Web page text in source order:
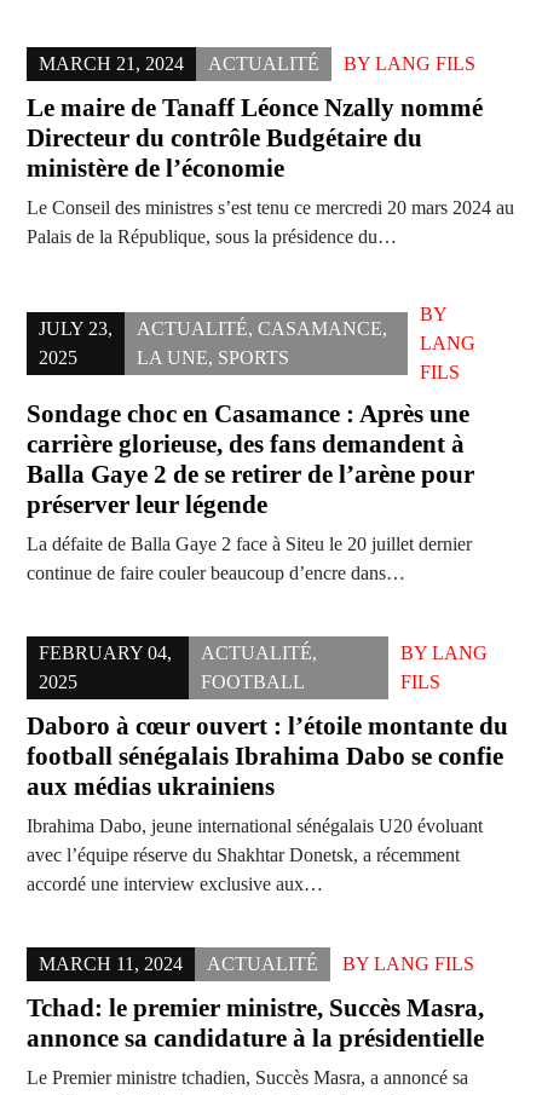
MARCH 21, 2024 ACTUALITÉ BY LANG FILS
Le maire de Tanaff Léonce Nzally nommé
Directeur du contrôle Budgétaire du
ministère de l’économie
Le Conseil des ministres s’est tenu ce mercredi 20 mars 2024 au
Palais de la République, sous la présidence du…
JULY 23,
2025
ACTUALITÉ,CASAMANCE,
LA UNE, SPORTS
BY
LANG
FILS
Sondage choc en Casamance : Après une
carrière glorieuse, des fans demandent à
Balla Gaye 2 de se retirer de l’arène pour
préserver leur légende
La défaite de Balla Gaye 2 face à Siteu le 20 juillet dernier
continue de faire couler beaucoup d’encre dans…
FEBRUARY 04,
2025
ACTUALITÉ,
FOOTBALL
BY LANG
FILS
Daboro à cœur ouvert : l’étoile montante du
football sénégalais Ibrahima Dabo se confie
aux médias ukrainiens
Ibrahima Dabo, jeune international sénégalais U20 évoluant
avec l’équipe réserve du Shakhtar Donetsk, a récemment
accordé une interview exclusive aux…
MARCH 11, 2024 ACTUALITÉ BY LANG FILS
Tchad: le premier ministre, Succès Masra,
annonce sa candidature à la présidentielle
Le Premier ministre tchadien, Succès Masra, a annoncé sa